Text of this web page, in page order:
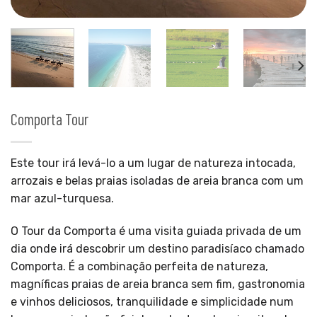
Comporta Tour
Este tour irá levá-lo a um lugar de natureza intocada,
arrozais e belas praias isoladas de areia branca com um
mar azul-turquesa.
O Tour da Comporta é uma visita guiada privada de um
dia onde irá descobrir um destino paradisíaco chamado
Comporta. É a combinação perfeita de natureza,
magníficas praias de areia branca sem fim, gastronomia
e vinhos deliciosos, tranquilidade e simplicidade num